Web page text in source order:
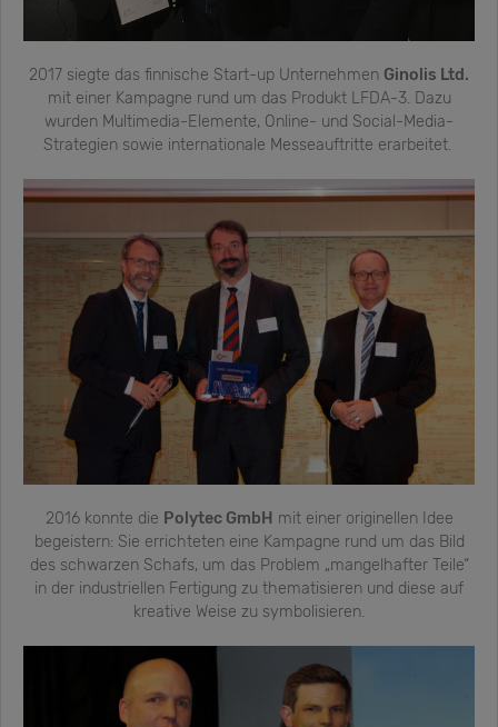
2017 siegte das finnische Start-up Unternehmen Ginolis Ltd.
mit einer Kampagne rund um das Produkt LFDA-3. Dazu
wurden Multimedia-Elemente, Online- und Social-Media-
Strategien sowie internationale Messeauftritte erarbeitet.
2016 konnte die Polytec GmbH mit einer originellen Idee
begeistern: Sie errichteten eine Kampagne rund um das Bild
des schwarzen Schafs, um das Problem „mangelhafter Teile“
in der industriellen Fertigung zu thematisieren und diese auf
kreative Weise zu symbolisieren.